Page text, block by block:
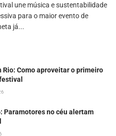
une música e sustentabilidade
para o maior evento de
já...
Rio: Como aproveitar o primeiro
Paramotores no céu alertam